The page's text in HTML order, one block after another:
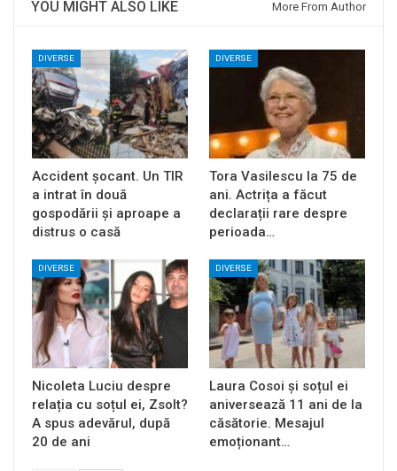
YOU MIGHT ALSO LIKE More From Author
DIVERSE
Accident șocant. Un TIR
a intrat în două
gospodării și aproape a
distrus o casă
DIVERSE
Tora Vasilescu la 75 de
ani. Actrița a făcut
declarații rare despre
perioada…
DIVERSE
Nicoleta Luciu despre
relația cu soțul ei, Zsolt?
A spus adevărul, după
20 de ani
DIVERSE
Laura Cosoi și soțul ei
aniversează 11 ani de la
căsătorie. Mesajul
emoționant…